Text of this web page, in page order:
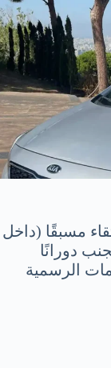
مسبقًا (داخل
دورانًا
الرسمية